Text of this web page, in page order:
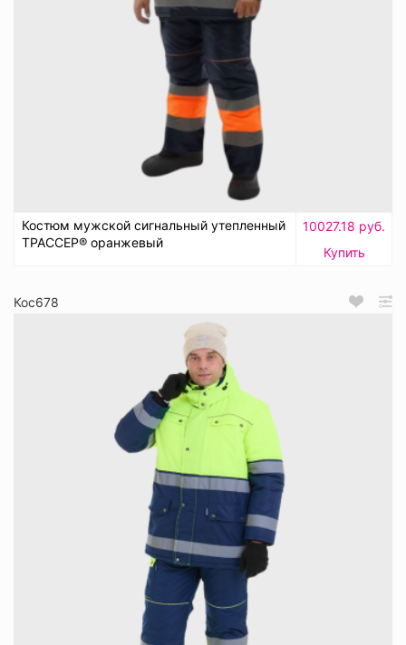
Костюм мужской сигнальный утепленный
ТРАССЕР® оранжевый
10027.18 руб.
Купить
Кос678